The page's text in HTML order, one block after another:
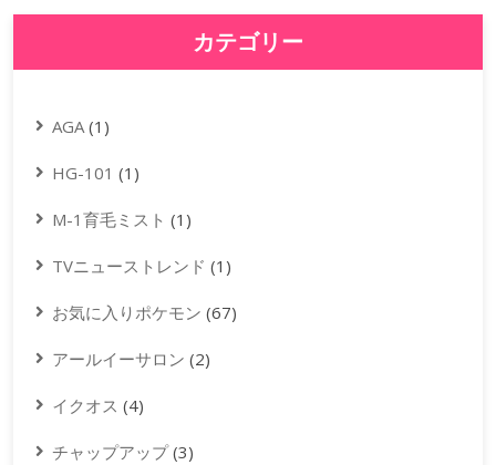
カテゴリー
AGA(1)
HG-101 (1)
M-1育毛ミスト (1)
TVニューストレンド (1)
お気に入りポケモン (67)
アールイーサロン (2)
イクオス (4)
チャップアップ(3)